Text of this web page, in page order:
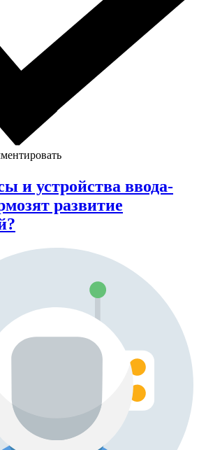
и устройства ввода-
развитие